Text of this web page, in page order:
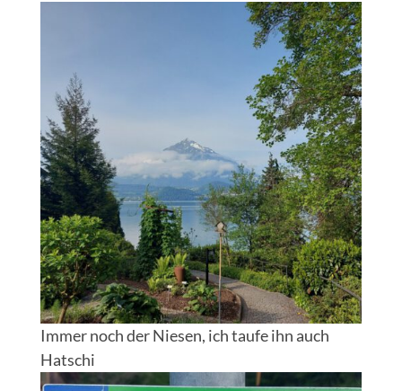
Immer noch der Niesen, ich taufe ihn auch
Hatschi